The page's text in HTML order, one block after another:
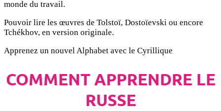
monde du travail.
Pouvoir lire les œuvres de Tolstoï, Dostoïevski ou encore
Tchékhov, en version originale.
Apprenez un nouvel Alphabet avec le Cyrillique
COMMENT APPRENDRE LE
RUSSE